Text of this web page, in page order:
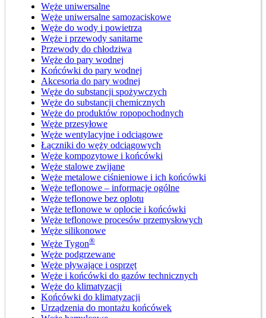
Węże uniwersalne
Węże uniwersalne samozaciskowe
Węże do wody i powietrza
Węże i przewody sanitarne
Przewody do chłodziwa
Węże do pary wodnej
Końcówki do pary wodnej
Akcesoria do pary wodnej
Węże do substancji spożywczych
Węże do substancji chemicznych
Węże do produktów ropopochodnych
Węże przesyłowe
Węże wentylacyjne i odciągowe
Łączniki do węży odciągowych
Węże kompozytowe i końcówki
Węże stalowe zwijane
Węże metalowe ciśnieniowe i ich końcówki
Węże teflonowe – informacje ogólne
Węże teflonowe bez oplotu
Węże teflonowe w oplocie i końcówki
Węże teflonowe procesów przemysłowych
Węże silikonowe
Węże Tygon®
Węże podgrzewane
Węże pływające i osprzęt
Węże i końcówki do gazów technicznych
Węże do klimatyzacji
Końcówki do klimatyzacji
Urządzenia do montażu końcówek